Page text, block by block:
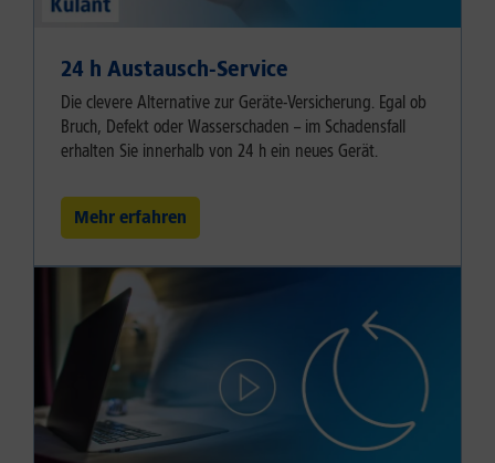
24 h Austausch-Service
Die clevere Alternative zur Geräte-Versicherung. Egal ob
Bruch, Defekt oder Wasserschaden – im Schadensfall
erhalten Sie innerhalb von 24 h ein neues Gerät.
Mehr erfahren